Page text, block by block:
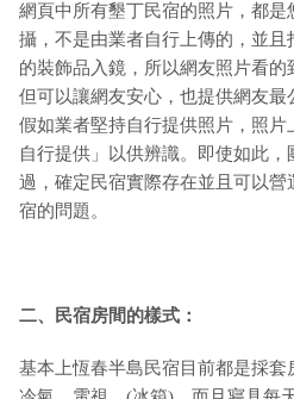
網頁中所有墾丁民宿的照片，都是
攝，不是由業者自行上傳的，並
的裝飾品入鏡，所以網友照片看
但可以讓網友安心，也提供網友最
假如業者堅持自行提供照片，照
自行提供」以供辨識。即使如此
過，確定民宿實際存在並且可以
宿的問題。
二、民宿房間的樣式：
基本上恆春半島民宿目前都是採套